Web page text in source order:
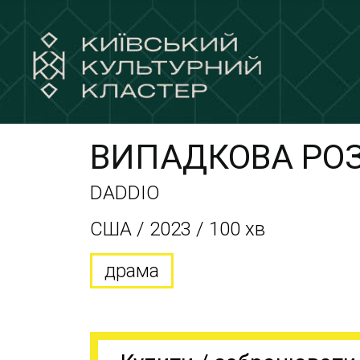
ВИПАДКОВА
DADDIO
США / 2023 / 100 хв
драма